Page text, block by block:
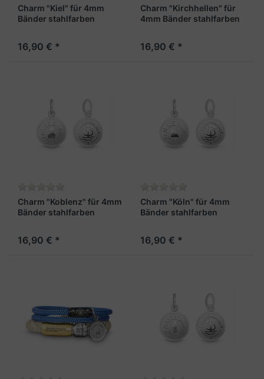
Charm "Kiel" für 4mm
Bänder stahlfarben
16,90 € *
Charm "Kirchhellen" für
4mm Bänder stahlfarben
16,90 € *
Charm "Koblenz" für 4mm
Bänder stahlfarben
16,90 € *
Charm "Köln" für 4mm
Bänder stahlfarben
16,90 € *